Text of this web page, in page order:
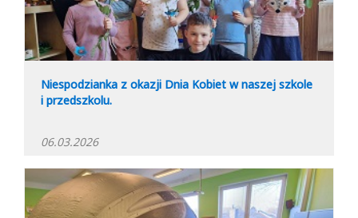
Niespodzianka z okazji Dnia Kobiet w naszej szkole
i przedszkolu.
06.03.2026